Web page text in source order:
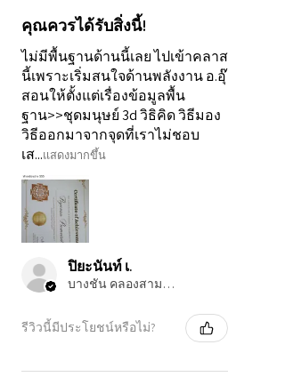
คุณควรได้รับสิ่งนี้!
ไม่มีพื้นฐานด้านนี้เลย ไปเข้าคลาส
นี้เพราะเริ่มสนใจด้านพลังงาน อ.อุ๊
สอนให้ตั้งแต่เรื่องข้อมูลพื้น
ฐาน>>ชุดมนุษย์ 3d วิธิคิด วิธีมอง
วิธีออกมาจากจุดที่เราไม่ชอบ
เส...แสดงมากขึ้น
ปิยะนันท์ เ.
บางชัน คลองสามวา, TH-10
รีวิวนี้มีประโยชน์หรือไม่?